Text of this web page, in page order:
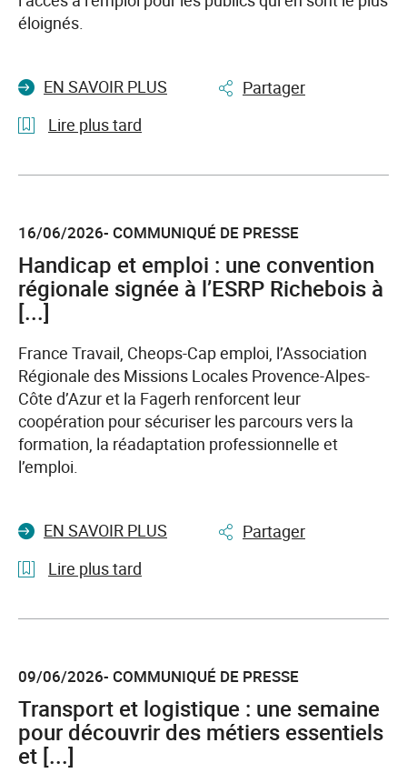
éloignés.
EN SAVOIR PLUS
Partager
Lire plus tard
l'article
et
Sodexo
unissent
pour
recruter
et
ouvrir
l’emploi
16/06/2026- COMMUNIQUÉ DE PRESSE
Handicap et emploi : une convention
régionale signée à l’ESRP Richebois à
[...]
France Travail, Cheops-Cap emploi, l’Association
Régionale des Missions Locales Provence-Alpes-
Côte d’Azur et la Fagerh renforcent leur
coopération pour sécuriser les parcours vers la
formation, la réadaptation professionnelle et
l’emploi.
EN SAVOIR PLUS
Partager
Lire plus tard
l'article
emploi
:
une
09/06/2026- COMMUNIQUÉ DE PRESSE
Transport et logistique : une semaine
pour découvrir des métiers essentiels
et [...]